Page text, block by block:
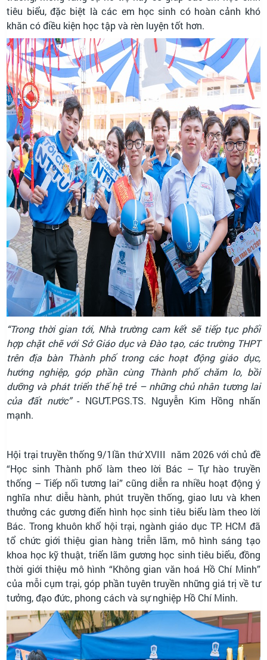
tiêu biểu, đặc biệt là các em học sinh có hoàn cảnh khó
khăn có điều kiện học tập và rèn luyện tốt hơn.
“Trong thời gian tới, Nhà trường cam kết sẽ tiếp tục phối
hợp chặt chẽ với Sở Giáo dục và Đào tạo, các trường THPT
trên địa bàn Thành phố trong các hoạt động giáo dục,
hướng nghiệp, góp phần cùng Thành phố chăm lo, bồi
dưỡng và phát triển thế hệ trẻ – những chủ nhân tương lai
của đất nước”- NGƯT.PGS.TS. Nguyễn Kim Hồng nhấn
mạnh.
Hội trại truyền thống 9/1lần thứ XVIII năm 2026 với chủ đề
“Học sinh Thành phố làm theo lời Bác – Tự hào truyền
thống – Tiếp nối tương lai” cũng diễn ra nhiều hoạt động ý
nghĩa như: diễu hành, phút truyền thống, giao lưu và khen
thưởng các gương điển hình học sinh tiêu biểu làm theo lời
Bác. Trong khuôn khổ hội trại, ngành giáo dục TP. HCM đã
tổ chức giới thiệu gian hàng triễn lãm, mô hình sáng tạo
khoa học kỹ thuật, triển lãm gương học sinh tiêu biểu, đồng
thời giới thiệu mô hình “Không gian văn hoá Hồ Chí Minh”
của mỗi cụm trại, góp phần tuyên truyền những giá trị về tư
tưởng, đạo đức, phong cách và sự nghiệp Hồ Chí Minh.